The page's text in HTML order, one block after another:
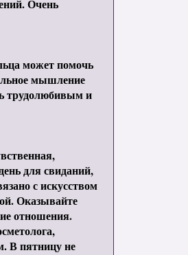
Очень
может помочь
мышление
трудолюбивым и
для свиданий,
с искусством
Оказывайте
отношения.
В пятницу не